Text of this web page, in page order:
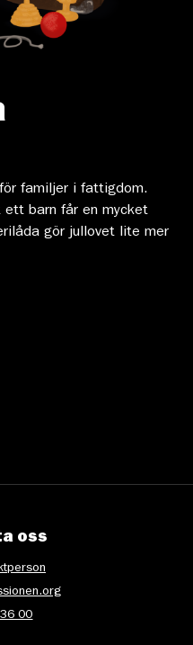
familjer i fattigdom.
ett barn får en mycket
gör jullovet lite mer
oss
00